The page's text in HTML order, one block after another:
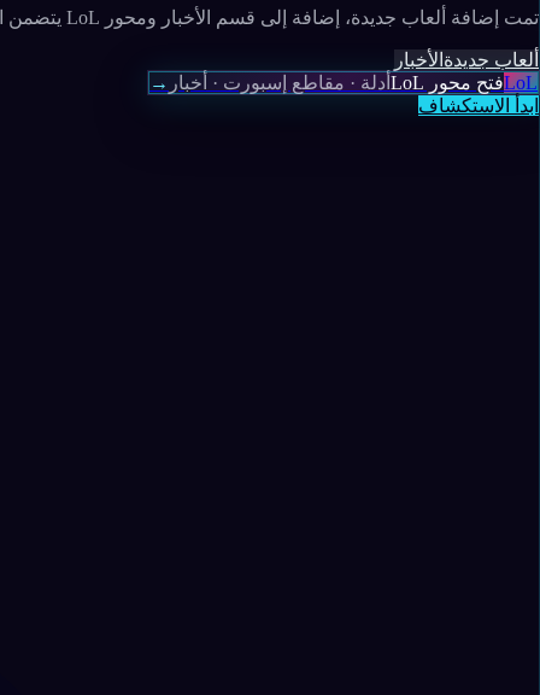
تمت إضافة ألعاب جديدة، إضافة إلى قسم الأخبار ومحور LoL يتضمن الأدلة واللقطات.
ألعاب جديدة الأخبار
LoLفتح محور LoL أدلة · مقاطع إسبورت · أخبار →
ابدأ الاستكشاف